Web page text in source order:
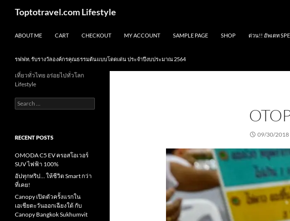
Toptotravel.com Lifestyle
ABOUT ME CART CHECKOUT MY ACCOUNT SAMPLE PAGE SHOP ด่วน!! อัพเดท
รฟฟท. รับรางวัลองค์กรคุณธรรมต้นแบบโดดเด่น ประจำปีงบประมาณ 2564
09/30/2018
เที่ยวทั่วไทย อร่อยไปทั่วโลก
Lifestyle
Search
for:
RECENT POSTS
OMODA C5 EV ครอสโอเวอร์
SUV ไฟฟ้า 100%
อัปทุกทริป… ให้ชีวิต Smart กว่า
ที่เคย!
Canopy เปิดตัวครั้งแรกใน
เอเชียตะวันออกเฉียงใต้ กับ
Canopy Bangkok Sukhumvit